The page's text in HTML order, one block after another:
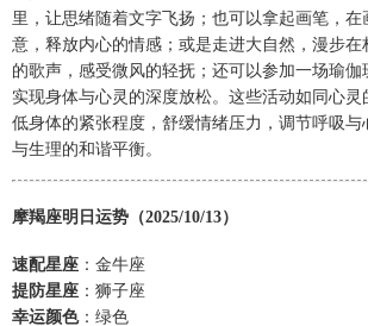
里，让思绪随着文字飞扬；也可以拿起画笔，在
意，释放内心的情感；或是走进大自然，漫步
的歌声，感受微风的轻抚；还可以参加一场瑜伽
实现身体与心灵的深度放松。这些活动如同心
低身体的紧张程度，舒缓情绪压力，调节呼吸与
与生理的和谐平衡。
摩羯座明日运势（2025/10/13）
速配星座 ：金牛座
提防星座 ：狮子座
幸运颜色：绿色